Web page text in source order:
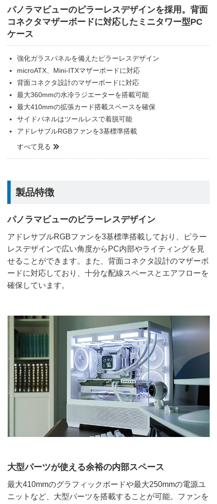
パノラマビューのピラーレスデザインを採用。背面
コネクタマザーボードに対応したミニタワー型PC
ケース
強化ガラスパネルを備えたピラーレスデザイン
microATX、Mini-ITXマザーボードに対応
背面コネクタ設計のマザーボードに対応
最大360mmの水冷ラジエーターを搭載可能
最大410mmの拡張カード搭載スペースを確保
サイドパネルはツールレスで着脱可能
アドレサブルRGBファンを3基標準搭載
すべて見る
製品特徴
パノラマビューのピラーレスデザイン
アドレサブルRGBファンを3基標準搭載しており、ピラー
レスデザインで広い角度からPC内部やライティングを見
せることができます。また、背面コネクタ設計のマザーボ
ードに対応しており、十分な配線スペースとエアフローを
確保しています。
大型パーツが使える余裕の内部スペース
最大410mmのグラフィックボードや最大250mmの電源ユ
ニットなど、大型パーツを搭載することが可能。ファンを